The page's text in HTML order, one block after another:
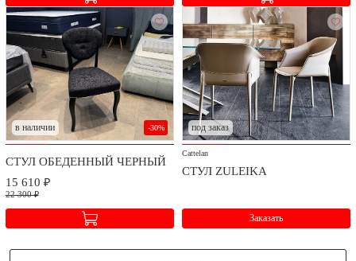
-30%
в наличии
СТУЛ ОБЕДЕННЫЙ ЧЕРНЫЙ
15 610 ₽
22 300 ₽
под заказ
Cattelan
СТУЛ ZULEIKA
Заказать